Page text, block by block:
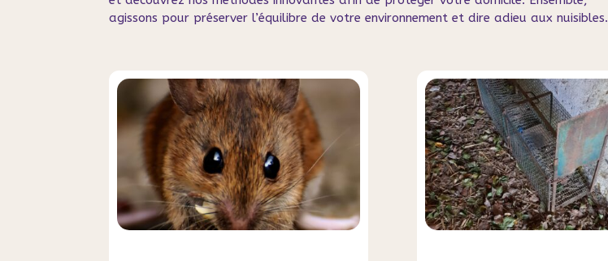
agissons pour préserver l’équilibre de votre environnement et dire adieu aux nuisibles.